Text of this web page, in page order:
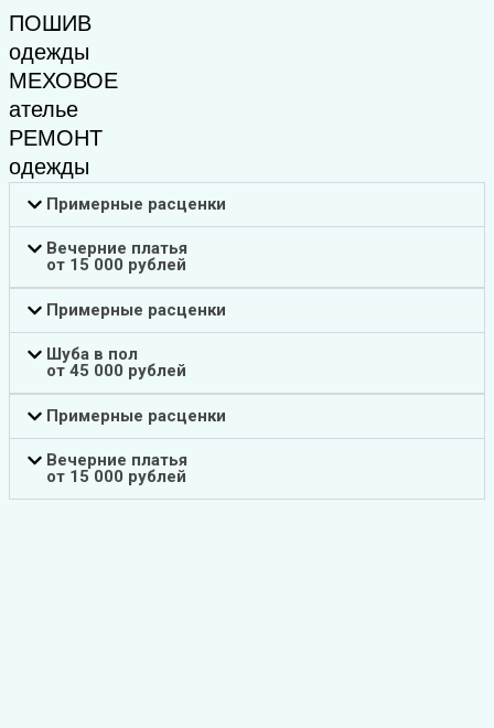
ПОШИВ
одежды
МЕХОВОЕ
ателье
РЕМОНТ
одежды
Примерные расценки
Вечерние платья
от 15 000 рублей
Примерные расценки
Шуба в пол
от 45 000 рублей
Примерные расценки
Вечерние платья
от 15 000 рублей